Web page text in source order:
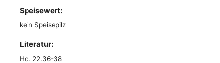
Speisewert:
kein Speisepilz
Literatur:
Ho. 22.36-38